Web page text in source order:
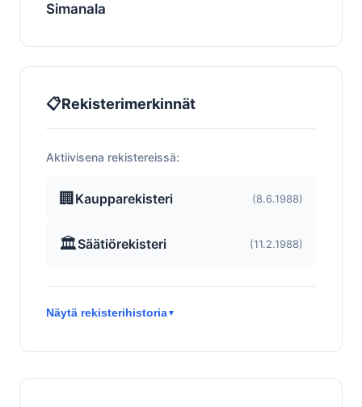
Simanala
📋Rekisterimerkinnät
Aktiivisena rekistereissä:
🏢 Kaupparekisteri (8.6.1988)
🏛️Säätiörekisteri (11.2.1988)
Näytä rekisterihistoria▼